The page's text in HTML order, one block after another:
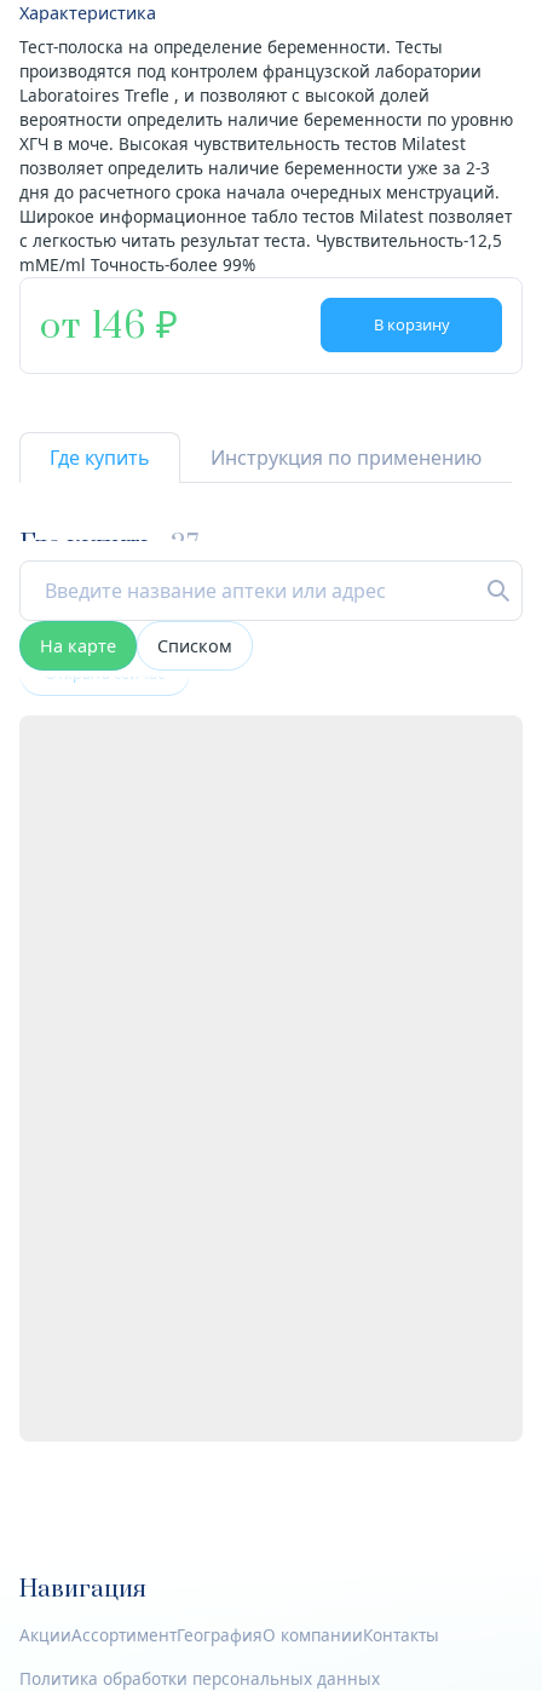
Характеристика
Тест-полоска на определение беременности. Тесты
производятся под контролем французской лаборатории
Laboratoires Trefle , и позволяют с высокой долей
вероятности определить наличие беременности по уровню
ХГЧ в моче. Высокая чувствительность тестов Milatest
позволяет определить наличие беременности уже за 2-3
дня до расчетного срока начала очередных менструаций.
Широкое информационное табло тестов Milatest позволяет
с легкостью читать результат теста. Чувствительность-12,5
mME/ml Точность-более 99%
от 146 В корзину
Где купить Инструкция по применению
Где купить 27
На карте Списком
Открыта сейчас
Навигация
АкцииАссортиментГеографияО компанииКонтакты
Политика обработки персональных данных